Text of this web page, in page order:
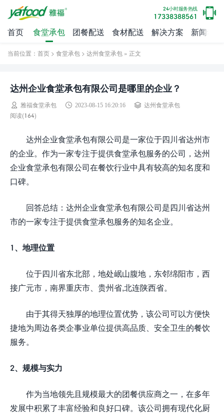
24小时服务热线
17338388561
首页 食堂承包 团餐配送 食材配送 解决方案 新闻动态
当前位置： 首页 > 食堂承包 > 达州食堂承包 » 正文
达州企业食堂承包有限公司是哪里的企业？
雅福食堂承包 2023-08-15 16:20:16 达州食堂承包
阅读(164)
达州企业食堂承包有限公司是一家位于四川省达州市
的企业。作为一家专注于提供食堂承包服务的公司，达州
企业食堂承包有限公司在餐饮行业中具有较高的知名度和
口碑。
回答总结：达州企业食堂承包有限公司是四川省达州
市的一家专注于提供食堂承包服务的知名企业。
1、地理位置
位于四川省东北部，地处岷山腹地，东邻绵阳市，西
接广元市，南界重庆市、贵州省,北连陕西省。
由于其得天独厚的地理位置优势，该公司可以方便快
捷地为周边各类企事业单位提供高品质、安全卫生的餐饮
服务。
2、规模与实力
作为当地领先且规模最大的团餐供应商之一，在多年
发展中积累了丰富经验和良好口碑。该公司拥有现代化厨